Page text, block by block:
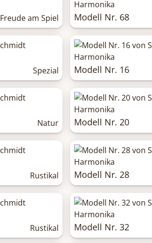
Freude am Spiel Modell Nr. 68
Spezial Modell Nr. 16
Natur Modell Nr. 20
Rustikal Modell Nr. 28
Rustikal Modell Nr. 32